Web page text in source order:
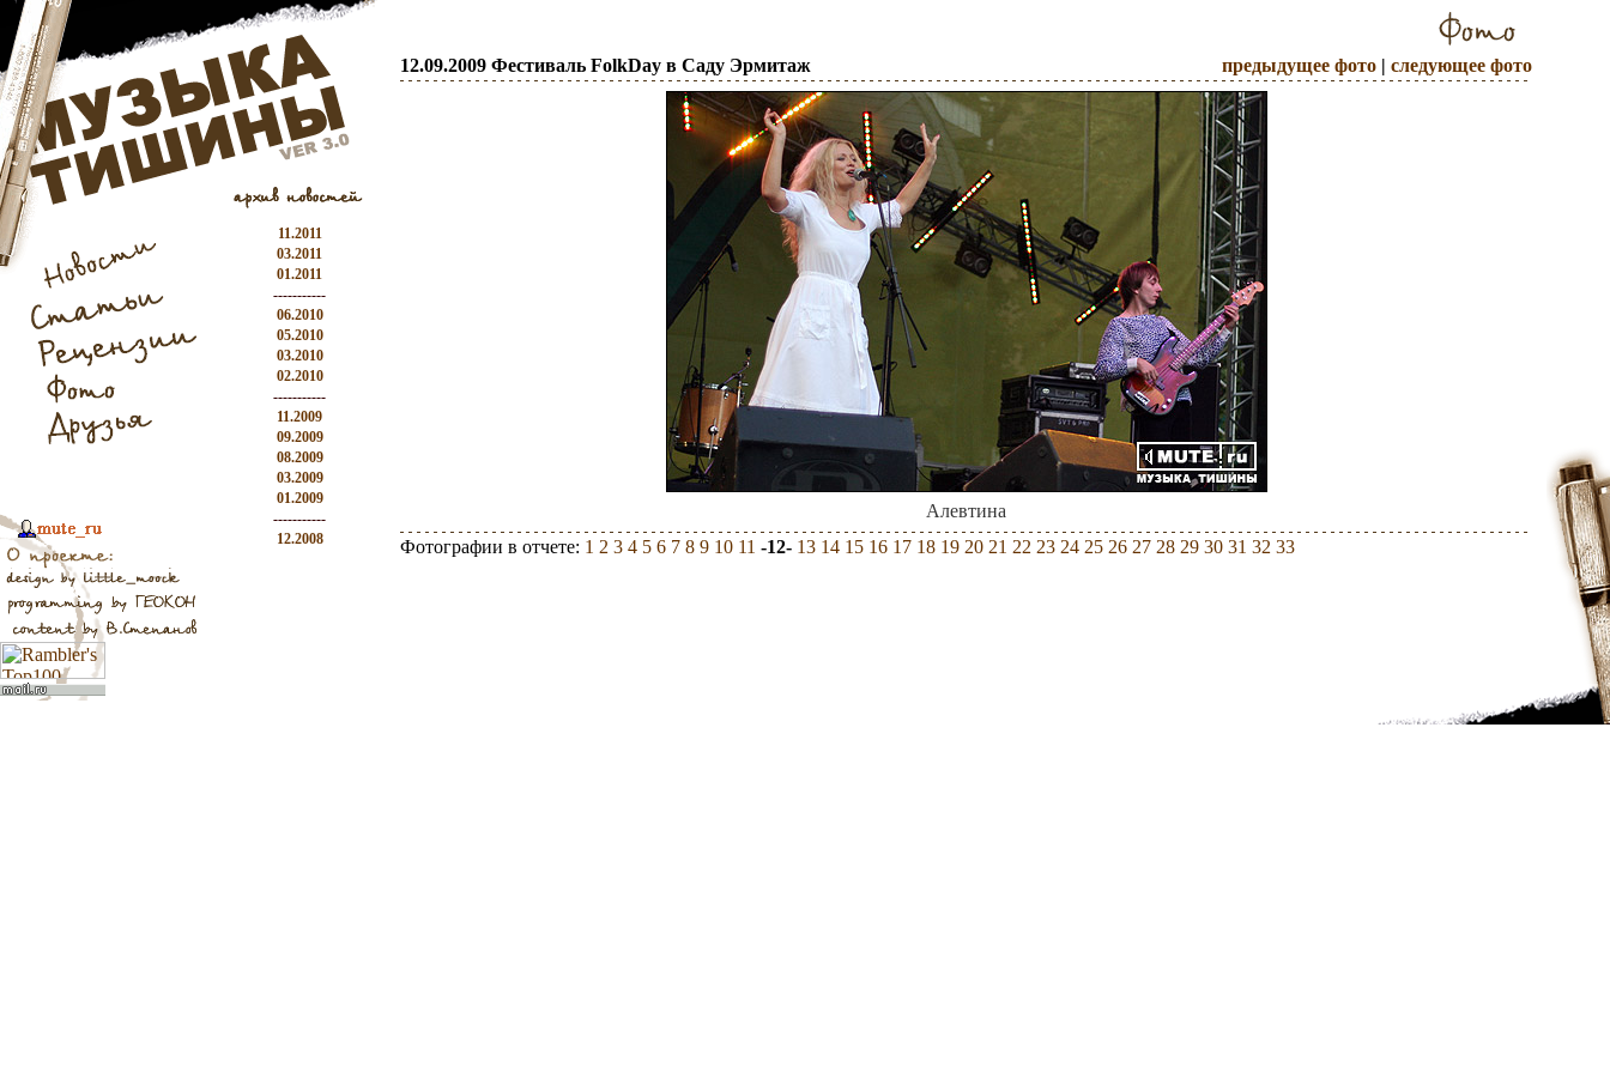
11.2011
03.2011
01.2011
-----------
06.2010
05.2010
03.2010
02.2010
-----------
11.2009
09.2009
08.2009
03.2009
01.2009
-----------
12.2008
12.09.2009 Фестиваль FolkDay в Саду Эрмитаж предыдущее фото | следующее фото
Алевтина
Фотографии в отчете: 1 2 3 4 5 6 7 8 9 10 11 -12- 13 14 15 16 17 18 19 20 21 22 23 24 25 26 27 28 29 30 31 32 33